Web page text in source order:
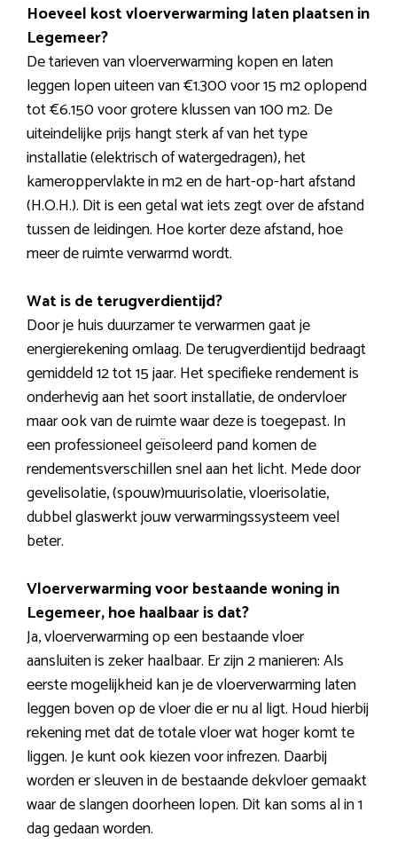
Hoeveel kost vloerverwarming laten plaatsen in
Legemeer?
De tarieven van vloerverwarming kopen en laten
leggen lopen uiteen van €1.300 voor 15 m2 oplopend
tot €6.150 voor grotere klussen van 100 m2. De
uiteindelijke prijs hangt sterk af van het type
installatie (elektrisch of watergedragen), het
kameroppervlakte in m2 en de hart-op-hart afstand
(H.O.H.). Dit is een getal wat iets zegt over de afstand
tussen de leidingen. Hoe korter deze afstand, hoe
meer de ruimte verwarmd wordt.
Wat is de terugverdientijd?
Door je huis duurzamer te verwarmen gaat je
energierekening omlaag. De terugverdientijd bedraagt
gemiddeld 12 tot 15 jaar. Het specifieke rendement is
onderhevig aan het soort installatie, de ondervloer
maar ook van de ruimte waar deze is toegepast. In
een professioneel geïsoleerd pand komen de
rendementsverschillen snel aan het licht. Mede door
gevelisolatie, (spouw)muurisolatie, vloerisolatie,
dubbel glaswerkt jouw verwarmingssysteem veel
beter.
Vloerverwarming voor bestaande woning in
Legemeer, hoe haalbaar is dat?
Ja, vloerverwarming op een bestaande vloer
aansluiten is zeker haalbaar. Er zijn 2 manieren: Als
eerste mogelijkheid kan je de vloerverwarming laten
leggen boven op de vloer die er nu al ligt. Houd hierbij
rekening met dat de totale vloer wat hoger komt te
liggen. Je kunt ook kiezen voor infrezen. Daarbij
worden er sleuven in de bestaande dekvloer gemaakt
waar de slangen doorheen lopen. Dit kan soms al in 1
dag gedaan worden.